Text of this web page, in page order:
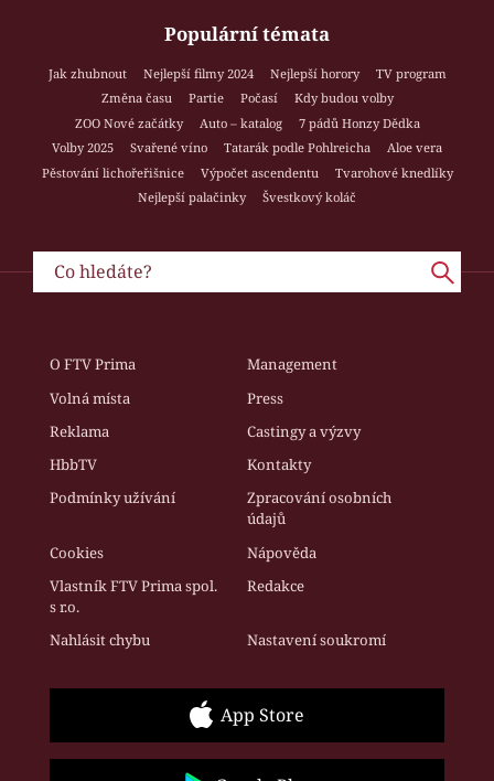
Populární témata
Jak zhubnout Nejlepší filmy 2024 Nejlepší horory
TV program
Změna času
Partie Počasí
Kdy budou volby
ZOO Nové začátky
Auto – katalog
7 pádů Honzy Dědka
Volby 2025
Svařené víno Tatarák podle Pohlreicha
Aloe vera
Pěstování lichořeřišnice
Výpočet ascendentu
Tvarohové knedlíky
Nejlepší palačinky
Švestkový koláč
O FTV Prima
Management
Volná místa
Press
Reklama
Castingy a výzvy
HbbTV
Kontakty
Podmínky užívání
Zpracování osobních
údajů
Cookies
Nápověda
Vlastník FTV Prima spol.
s r.o.
Redakce
Nahlásit chybu Nastavení soukromí
App Store